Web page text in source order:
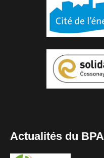
Actualités du BPA